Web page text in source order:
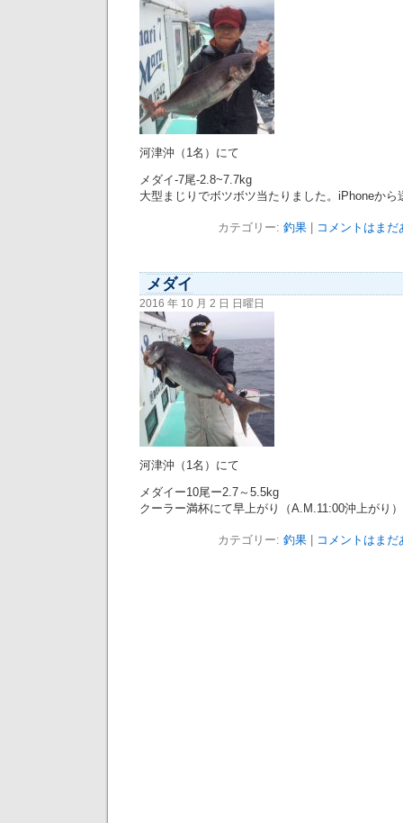
河津沖（1名）にて
メダイ-7尾-2.8~7.7kg
大型まじりでボツボツ当たりました。iPhoneから
カテゴリー: 釣果| コメントはまだ
メダイ
2016 年 10 月 2 日 日曜日
河津沖（1名）にて
メダイー10尾ー2.7～5.5kg
クーラー満杯にて早上がり（A.M.11:00沖上がり）
カテゴリー: 釣果| コメントはまだ